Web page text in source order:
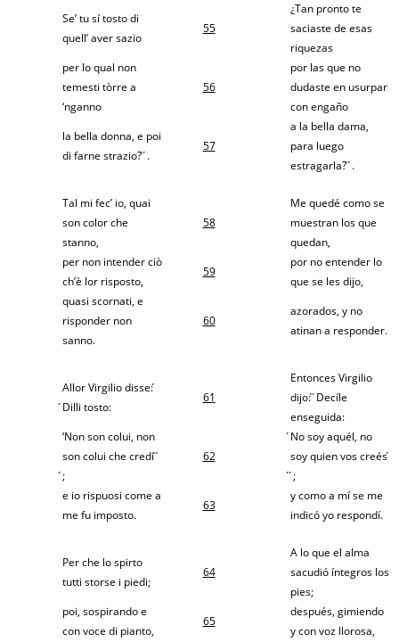
Se’ tu sí tosto di
quell’ aver sazio
55
¿Tan pronto te
saciaste de esas
riquezas
per lo qual non
temesti tòrre a
‘nganno
56
por las que no
dudaste en usurpar
con engaño
la bella donna, e poi
di farne strazio? ́ ́.
57
a la bella dama,
para luego
estragarla? ́ ́.
Tal mi fec’ io, quai
son color che
stanno,
58
Me quedé como se
muestran los que
quedan,
per non intender ciò
ch’è lor risposto,
59
por no entender lo
que se les dijo,
quasi scornati, e
risponder non
sanno.
60
azorados, y no
atinan a responder.
Allor Virgilio disse: ́
́Dilli tosto:
61
Entonces Virgilio
dijo: ́ ́Decíle
enseguida:
‘Non son colui, non
son colui che credi ́ ́
́;
62
́No soy aquél, no
soy quien vos creés ́
́ ́;
e io rispuosi come a
me fu imposto.
63
y como a mí se me
indicó yo respondí.
Per che lo spirto
tutti storse i piedi;
64
A lo que el alma
sacudió íntegros los
pies;
poi, sospirando e
con voce di pianto,
65
después, gimiendo
y con voz llorosa,